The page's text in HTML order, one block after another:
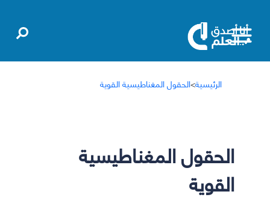
الرئيسية>الحقول المغناطيسية القوية
الحقول المغناطيسية
القوية